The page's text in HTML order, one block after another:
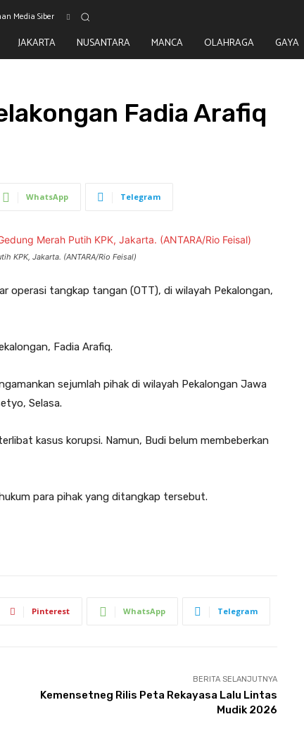
Media Siber
JAKARTA NUSANTARA MANCA OLAHRAGA GAYA
Fadia Arafiq
WhatsApp Telegram
KPK, Jakarta. (ANTARA/Rio Feisal)
operasi tangkap tangan (OTT), di wilayah Pekalongan,
Fadia Arafiq.
sejumlah pihak di wilayah Pekalongan Jawa
Selasa.
kasus korupsi. Namun, Budi belum membeberkan
para pihak yang ditangkap tersebut.
Pinterest WhatsApp Telegram
BERITA SELANJUTNYA
Kemensetneg Rilis Peta Rekayasa Lalu Lintas
Mudik 2026